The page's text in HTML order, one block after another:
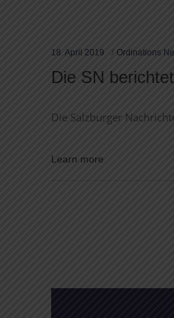
18. April 2019 Ordinations
Die SN
Die Salzburger
Learn more